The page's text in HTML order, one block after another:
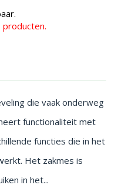
die vaak onderweg
functionaliteit met
functies die in het
Het zakmes is
in het...